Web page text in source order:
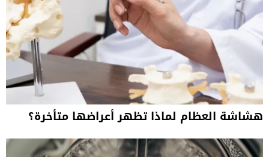
هشاشة العظام لماذا تظهر أعراضها متأخرة؟